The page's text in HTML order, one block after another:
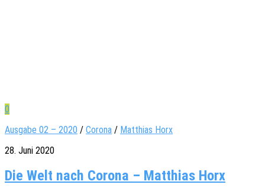
0
Ausgabe 02 – 2020 / Corona / Matthias Horx
28. Juni 2020
Die Welt nach Corona – Matthias Horx